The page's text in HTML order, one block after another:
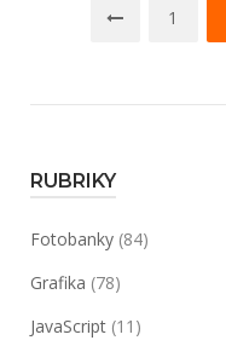
se
Navigace1
RUBRIKY
Fotobanky (84)
Grafika (78)
JavaScript (11)